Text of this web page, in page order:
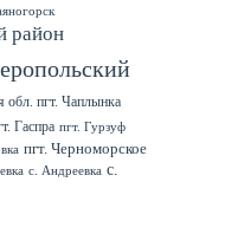
район
обл. пгт. Чаплынка
Гаспра пгт. Гурзуф
пгт. Черноморское
с. Андреевка с.